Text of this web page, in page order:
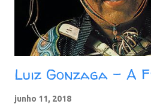
Luiz Gonzaga - A
junho 11, 2018